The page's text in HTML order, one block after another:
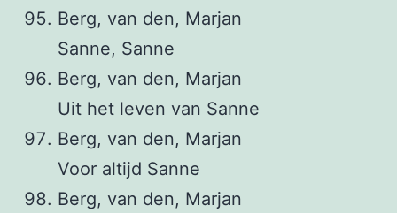
Berg, van den, Marjan
Sanne, Sanne
Berg, van den, Marjan
Uit het leven van Sanne
Berg, van den, Marjan
Voor altijd Sanne
Berg, van den, Marjan